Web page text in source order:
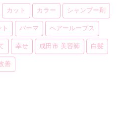
カット カラー シャンプー剤
ト パーマ ヘアーループス
幸せ 成田市 美容師 白髪
善